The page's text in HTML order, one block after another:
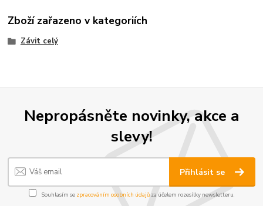
Zboží zařazeno v kategoriích
Závit celý
Nepropásněte novinky, akce a
slevy!
Přihlásit se
Souhlasím se zpracováním osobních údajůza účelem rozesílky newsletteru.